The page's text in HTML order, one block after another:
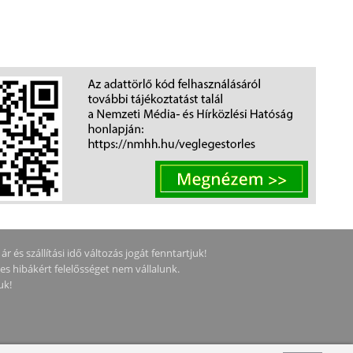
és szállítási idő változás jogát fenntartjuk!
hibákért felelősséget nem vállalunk.